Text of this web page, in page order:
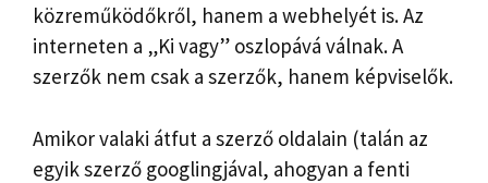
közreműködőkről, hanem a webhelyét is. Az
interneten a „Ki vagy” oszlopává válnak. A
szerzők nem csak a szerzők, hanem képviselők.
Amikor valaki átfut a szerző oldalain (talán az
egyik szerző googlingjával, ahogyan a fenti